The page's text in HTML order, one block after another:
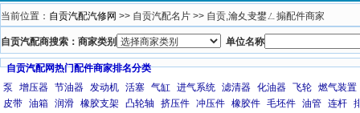
当前位置： 自贡汽配汽修网 >> 自贡汽配名片 >> 自贡,瀹夊叏鐢ㄥ搧配件商家
自贡汽配商搜索：商家类别 单位名称
自贡汽配网热门配件商家排名分类
泵
增压器 节油器 发动机 活塞 气缸 进气系统 滤清器 化油器 飞轮 燃气装置
皮带 油箱 润滑 橡胶支架 凸轮轴 挤压件 冲压件 橡胶件 毛坯件 油管 连杆